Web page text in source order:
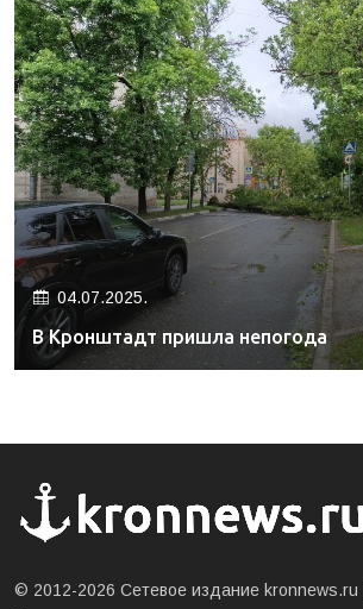
04.07.2025.
В Кронштадт пришла непогода
© 2012-2026 Сетевое издание kronnews.ru |